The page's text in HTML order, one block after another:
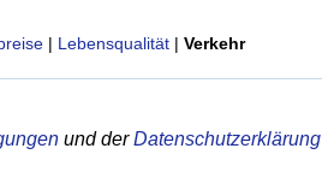
| Lebensqualität | Verkehr
und derDatenschutzerklärung